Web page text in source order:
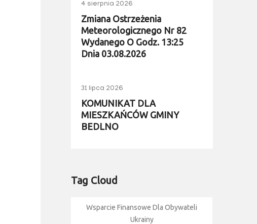
4 sierpnia 2026
Zmiana Ostrzeżenia
Meteorologicznego Nr 82
Wydanego O Godz. 13:25
Dnia 03.08.2026
31 lipca 2026
KOMUNIKAT DLA
MIESZKAŃCÓW GMINY
BEDLNO
Tag Cloud
Wsparcie Finansowe Dla Obywateli
Ukrainy